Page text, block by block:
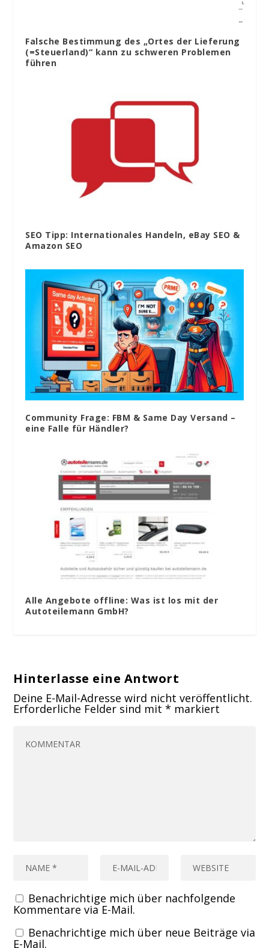
Falsche Bestimmung des „Ortes der Lieferung
(=Steuerland)“ kann zu schweren Problemen
führen
SEO Tipp: Internationales Handeln, eBay SEO &
Amazon SEO
Community Frage: FBM & Same Day Versand –
eine Falle für Händler?
Alle Angebote offline: Was ist los mit der
Autoteilemann GmbH?
Hinterlasse eine Antwort
Deine E-Mail-Adresse wird nicht veröffentlicht.
Erforderliche Felder sind mit* markiert
Benachrichtige mich über nachfolgende
Kommentare via E-Mail.
Benachrichtige mich über neue Beiträge via
E-Mail.